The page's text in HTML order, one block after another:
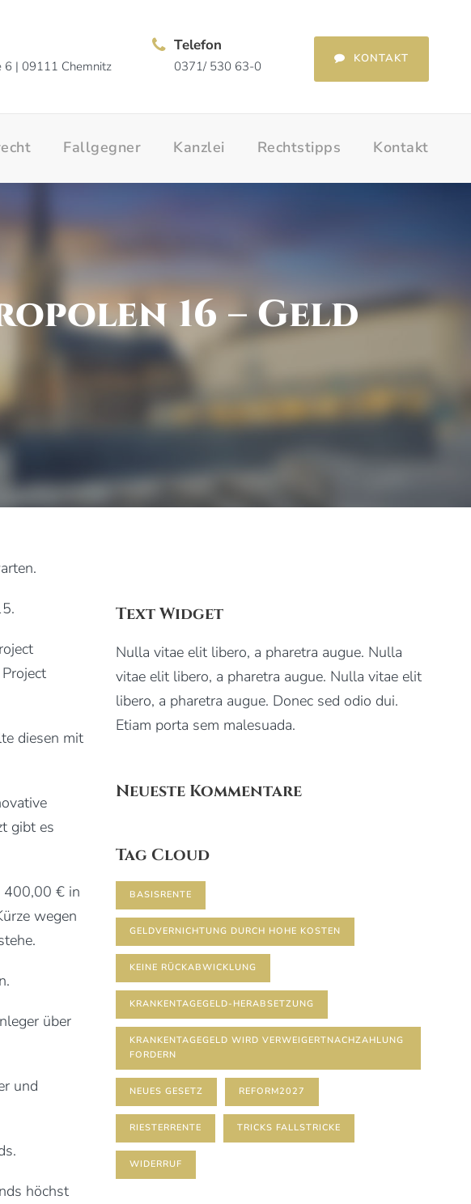
6 | 09111 Chemnitz
Telefon
0371/ 530 63-0 KONTAKT
Fallgegner Kanzlei Rechtstipps Kontakt
16 – Geld
diesen mit
gibt es
400,00 € in
wegen
über
und
höchst
Text Widget
Nulla vitae elit libero, a pharetra augue. Nulla
vitae elit libero, a pharetra augue. Nulla vitae elit
libero, a pharetra augue. Donec sed odio dui.
Etiam porta sem malesuada.
Neueste Kommentare
Tag Cloud
BASISRENTE
GELDVERNICHTUNG DURCH HOHE KOSTEN
KEINE RÜCKABWICKLUNG
KRANKENTAGEGELD-HERABSETZUNG
KRANKENTAGEGELD WIRD VERWEIGERTNACHZAHLUNG
FORDERN
NEUES GESETZ REFORM2027
RIESTERRENTE TRICKS FALLSTRICKE
WIDERRUF